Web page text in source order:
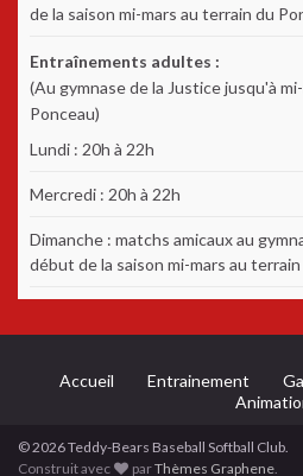
de la saison mi-mars au terrain du
Entraînements adultes :
(Au gymnase de la Justice jusqu'à
Ponceau)
Lundi : 20h à 22h
Mercredi : 20h à 22h
Dimanche : matchs amicaux au
début de la saison mi-mars au
Accueil Entrainement
© 2026 Teddy-Bears Baseball Softball Club.
Construit avec
parThèmes Graphene